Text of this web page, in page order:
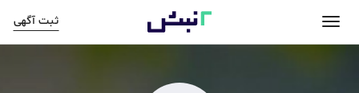
ثبت آگهی